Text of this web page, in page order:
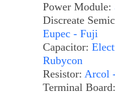
Power Module:
Discreate
Eupec - Fuji
Capacitor:
Rubycon
Resistor: Arcol
Terminal Board: